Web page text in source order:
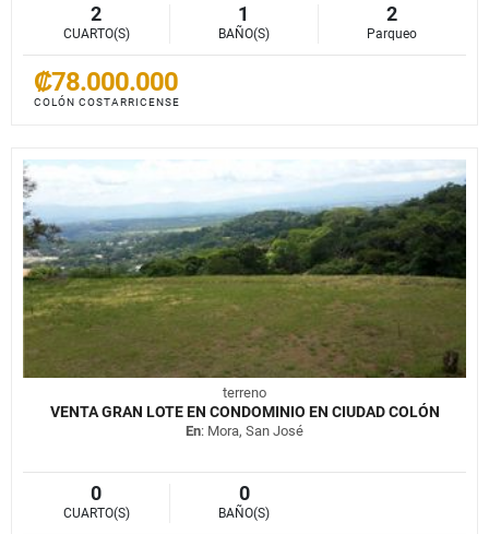
2
CUARTO(S)
1
BAÑO(S)
2
Parqueo
₡78.000.000
COLÓN COSTARRICENSE
terreno
VENTA GRAN LOTE EN CONDOMINIO EN CIUDAD COLÓN
En: Mora, San José
0
CUARTO(S)
0
BAÑO(S)